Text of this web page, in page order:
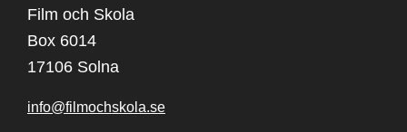
Film och Skola
Box 6014
17106 Solna
info@filmochskola.se